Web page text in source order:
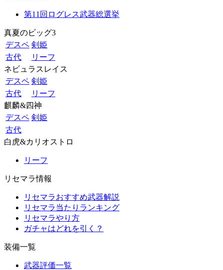
第11回ログレス武器総選挙
真夏のビッグ3
デスペ 剣姫
古代
リーフ
ネビュラスレイス
デスペ 剣姫
古代
リーフ
麒麟&四神
デスペ 剣姫
古代
白虎&カリオストロ
リーフ
リセマラ情報
リセマラおすすめ武器解説
リセマラ当たりランキング
リセマラやり方
ガチャはどれを引く？
装備一覧
武器評価一覧